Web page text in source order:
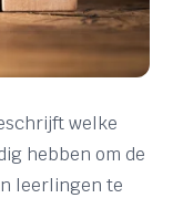
welke
hebben om de
leerlingen te